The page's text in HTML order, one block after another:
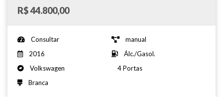
R$ 44.800,00
Consultar
manual
2016
Álc./Gasol.
Volkswagen
4 Portas
Branca